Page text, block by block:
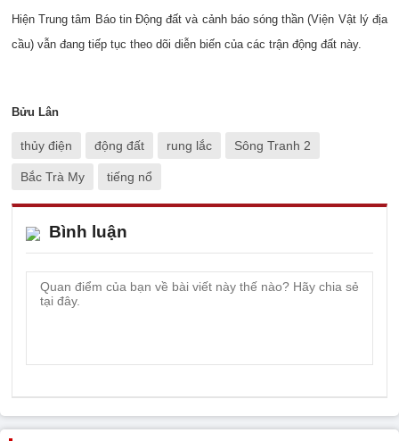
Hiện Trung tâm Báo tin Động đất và cảnh báo sóng thần (Viện Vật lý địa
cầu) vẫn đang tiếp tục theo dõi diễn biến của các trận động đất này.
Bửu Lân
thủy điện động đất rung lắc Sông Tranh 2
Bắc Trà My tiếng nổ
Bình luận